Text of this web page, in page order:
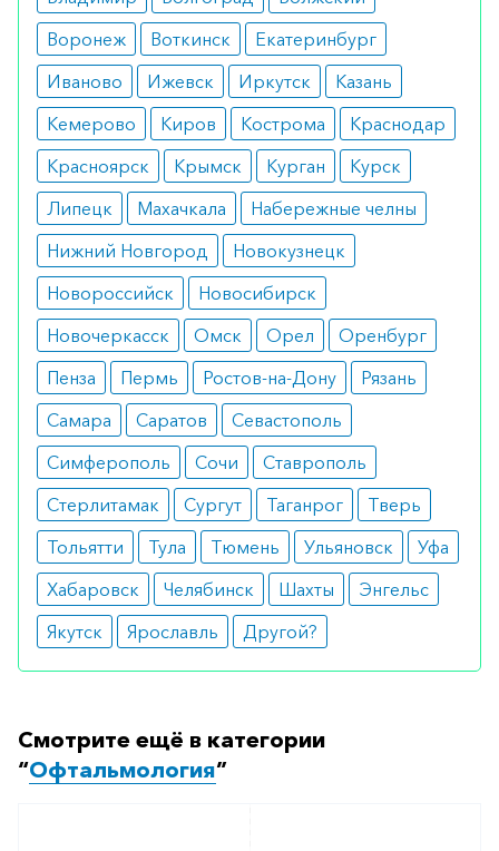
Воронеж
Воткинск
Екатеринбург
Иваново
Ижевск Иркутск
Казань
Кемерово
Киров Кострома
Краснодар
Красноярск
Крымск Курган
Курск
Липецк
Махачкала
Набережные челны
Нижний Новгород
Новокузнецк
Новороссийск
Новосибирск
Новочеркасск
Омск Орел
Оренбург
Пенза
Пермь Ростов-на-Дону
Рязань
Самара
Саратов
Севастополь
Симферополь
Сочи
Ставрополь
Стерлитамак
Сургут Таганрог
Тверь
Тольятти
Тула Тюмень Ульяновск
Уфа
Хабаровск
Челябинск Шахты
Энгельс
Якутск
Ярославль Другой?
Смотрите ещё в категории
“Офтальмология”